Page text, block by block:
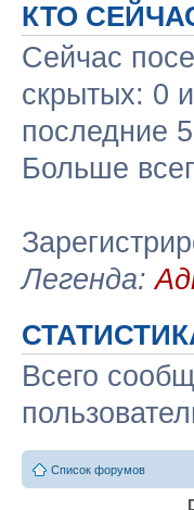
КТО
Сейчас
скрытых: 0
последние
Больше
Легенда:
Всего
Список форумов